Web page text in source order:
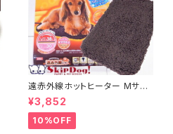
遠赤外線ホットヒーター Mサイ
ズ チワワ 小型犬 犬 ペット用ヒ
ーター 湯たんぽ 暖房 暖房グッ
ズ 温度 温かい あったか あたた
か 暖か 設定 暖房器具 保温 保
¥3,852
10%OFF